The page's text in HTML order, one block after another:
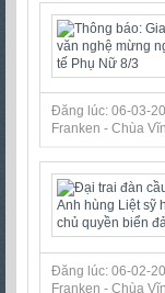
Đăng lúc: 06-03-
Franken - Chùa
Đăng lúc: 06-02-
Franken - Chùa